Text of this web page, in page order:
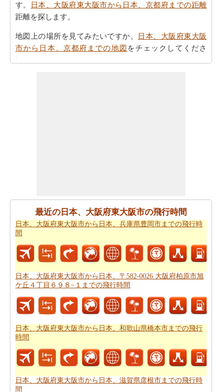
す。
日本、大阪府東大阪市から日本、京都府までの距離
距離を探します。
地図上の場所を見てみたいですか。
日本、大阪府東大阪
市から日本、京都府までの地図 をチェックしてくださ
い。
重要なご旅行の要約を取得しますか。ここに - 旅行は日
本、大阪府東大阪市がら日本、京都府から。あなたは自
分でより良い日本、大阪府東大阪市から日本、京都府ま
での旅行
道路の旅の代わりに、長い旅のための飛行を好むだろ
都府までの飛行距離を知ることが重要です。
あなたは未知の街にしようとしている場合、その場所内
のルートを知ることが不可欠です。このルートプランナ
ーは、あなたの旅のでの中間点と一緒にあなた日本、大
阪府東大阪市から日本、京都府までの道路ルートプラン
を与える。
あなたの旅のための全体計画を持った後、あなたはま
た、旅費の推定値を取得したいと思います。日本、大阪
府東大阪市から日本、京都府までの旅行の費用
最近の日本、大阪府東大阪市の飛行時間
日本、大阪府東大阪市から日本、兵庫県豊岡市までの飛行時
間
日本、大阪府東大阪市から日本、〒582-0026 大阪府柏原市旭
ケ丘４丁目６９８−１までの飛行時間
日本、大阪府東大阪市から日本、和歌山県橋本市までの飛行
時間
日本、大阪府東大阪市から日本、滋賀県彦根市までの飛行時
間